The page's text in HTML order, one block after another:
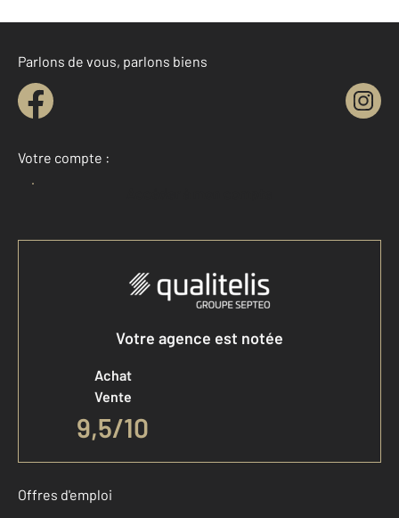
Parlons de vous, parlons biens
Votre compte :
Votre agence est notée
Achat
Vente
9,5/10
Offres d'emploi